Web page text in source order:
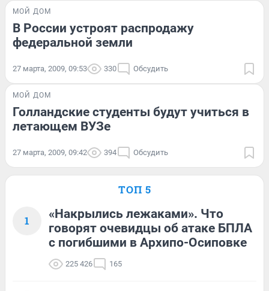
МОЙ ДОМ
В России устроят распродажу
федеральной земли
27 марта, 2009, 09:53 330 Обсудить
МОЙ ДОМ
Голландские студенты будут учиться в
летающем ВУЗе
27 марта, 2009, 09:42 394 Обсудить
ТОП 5
1
«Накрылись лежаками». Что
говорят очевидцы об атаке БПЛА
с погибшими в Архипо-Осиповке
225 426 165